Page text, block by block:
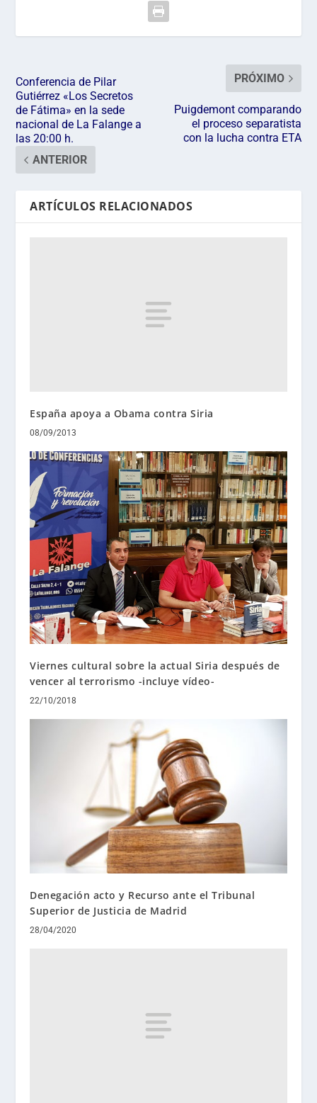
Conferencia de Pilar
Gutiérrez «Los Secretos
de Fátima» en la sede
nacional de La Falange a
las 20:00 h.
ANTERIOR
PRÓXIMO
Puigdemont comparando
el proceso separatista
con la lucha contra ETA
ARTÍCULOS RELACIONADOS
España apoya a Obama contra Siria
08/09/2013
Viernes cultural sobre la actual Siria después de
vencer al terrorismo -incluye vídeo-
22/10/2018
Denegación acto y Recurso ante el Tribunal
Superior de Justicia de Madrid
28/04/2020